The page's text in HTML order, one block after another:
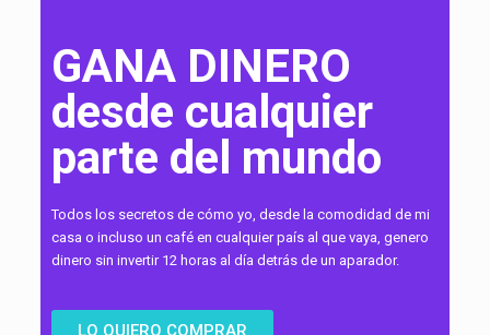
GANA DINERO
desde cualquier
parte del mundo
Todos los secretos de cómo yo, desde la comodidad de mi
casa o incluso un café en cualquier país al que vaya, genero
dinero sin invertir 12 horas al día detrás de un aparador.
LO QUIERO COMPRAR